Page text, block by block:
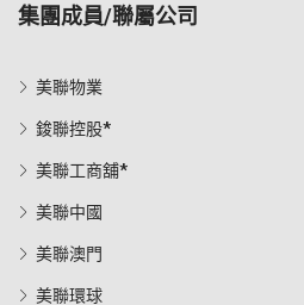
集團成員/聯屬公司
美聯物業
鋑聯控股*
美聯工商舖*
美聯中國
美聯澳門
美聯環球